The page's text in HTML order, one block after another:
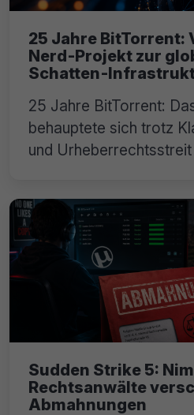
25 Jahre BitTorrent:
Nerd‑Projekt zur
25 Jahre BitTorrent:
behauptete sich trotz
und Urheberrechtsstreit
Sudden Strike 5:
Rechtsanwälte
Abmahnungen